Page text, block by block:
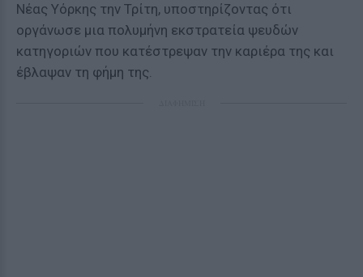
Νέας Υόρκης την Τρίτη, υποστηρίζοντας ότι
οργάνωσε μια πολυμήνη εκστρατεία ψευδών
κατηγοριών που κατέστρεψαν την καριέρα της και
έβλαψαν τη φήμη της.